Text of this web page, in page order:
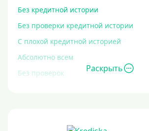
Без кредитной истории
Без проверки кредитной истории
С плохой кредитной историей
Абсолютно всем
Без проверок
Раскрыть